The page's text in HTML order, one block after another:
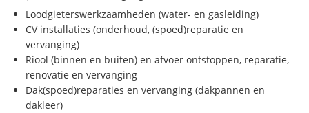
Loodgieterswerkzaamheden (water- en gasleiding)
CV installaties (onderhoud, (spoed)reparatie en
vervanging)
Riool (binnen en buiten) en afvoer ontstoppen, reparatie,
renovatie en vervanging
Dak(spoed)reparaties en vervanging (dakpannen en
dakleer)